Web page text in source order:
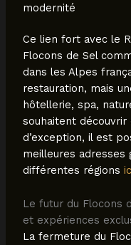
modernité
Ce lien fort avec le
Flocons de Sel
dans les Alpes
restauration, mais
hôtellerie, spa,
souhaitent découvrir
d’exception, il est
meilleures adresses
différentes régions
Le futur du Flocons
et expériences
La fermeture du